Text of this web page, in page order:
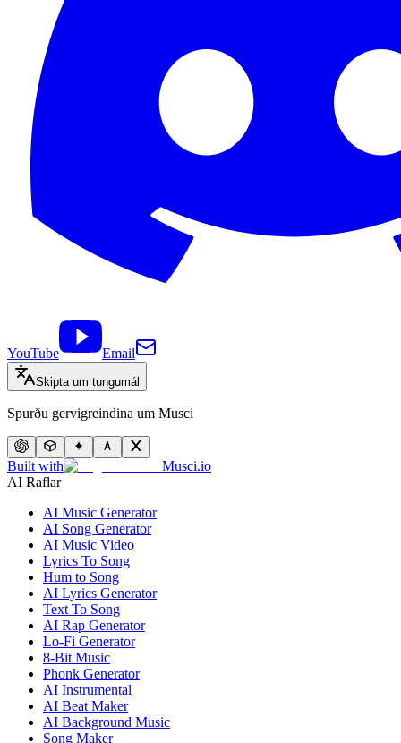
YouTube Email
Skipta um tungumál
Spurðu gervigreindina um Musci
Built with
Musci.io
AI Raflar
AI Music Generator
AI Song Generator
AI Music Video
Lyrics To Song
Hum to Song
AI Lyrics Generator
Text To Song
AI Rap Generator
Lo-Fi Generator
8-Bit Music
Phonk Generator
AI Instrumental
AI Beat Maker
AI Background Music
Song Maker